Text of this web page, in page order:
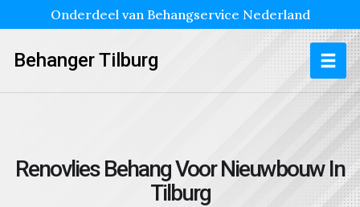
Onderdeel van Behangservice Nederland
Behanger Tilburg
Renovlies Behang Voor Nieuwbouw In
Tilburg